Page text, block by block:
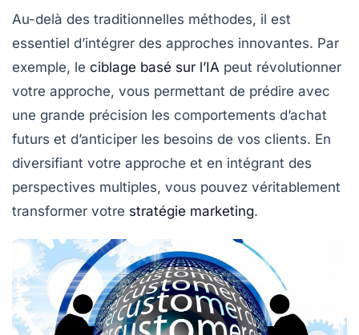
Au-delà des traditionnelles méthodes, il est
essentiel d’intégrer des approches innovantes. Par
exemple, le ciblage basé sur l’IA peut révolutionner
votre approche, vous permettant de prédire avec
une grande précision les comportements d’achat
futurs et d’anticiper les besoins de vos clients. En
diversifiant votre approche et en intégrant des
perspectives multiples, vous pouvez véritablement
transformer votre stratégie marketing.